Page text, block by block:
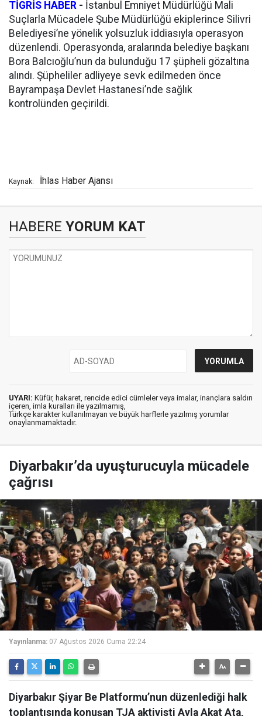
TİGRİS HABER - İstanbul Emniyet Müdürlüğü Mali
Suçlarla Mücadele Şube Müdürlüğü ekiplerince Silivri
Belediyesi’ne yönelik yolsuzluk iddiasıyla operasyon
düzenlendi. Operasyonda, aralarında belediye başkanı
Bora Balcıoğlu’nun da bulunduğu 17 şüpheli gözaltına
alındı. Şüpheliler adliyeye sevk edilmeden önce
Bayrampaşa Devlet Hastanesi’nde sağlık
kontrolünden geçirildi.
Kaynak: İhlas Haber Ajansı
HABERE YORUM KAT
UYARI: Küfür, hakaret, rencide edici cümleler veya imalar, inançlara saldırı
içeren, imla kuralları ile yazılmamış,
Türkçe karakter kullanılmayan ve büyük harflerle yazılmış yorumlar
onaylanmamaktadır.
Diyarbakır’da uyuşturucuyla mücadele
çağrısı
Yayınlanma: 07 Ağustos 2026 Cuma 22:24
Diyarbakır Şiyar Be Platformu’nun düzenlediği halk
toplantısında konuşan TJA aktivisti Ayla Akat Ata,